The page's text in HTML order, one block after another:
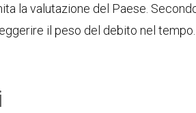
la valutazione del Paese.
il peso del debito nel tempo.